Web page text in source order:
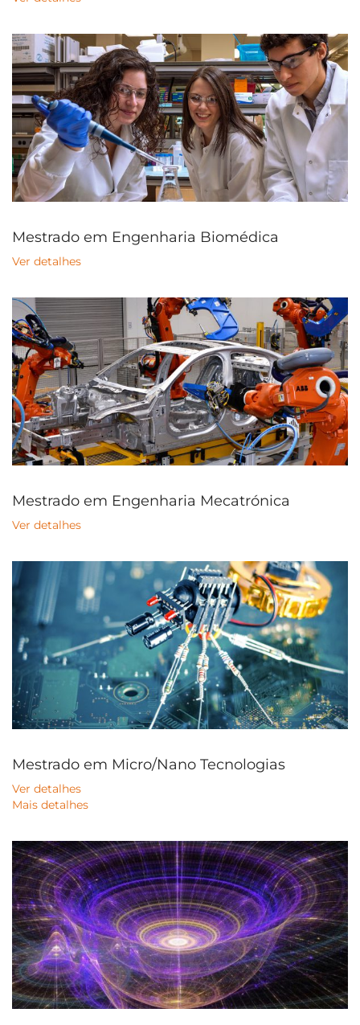
Mestrado em Engenharia Biomédica
Ver detalhes
Mestrado em Engenharia Mecatrónica
Ver detalhes
Mestrado em Micro/Nano Tecnologias
Ver detalhes
Mais detalhes